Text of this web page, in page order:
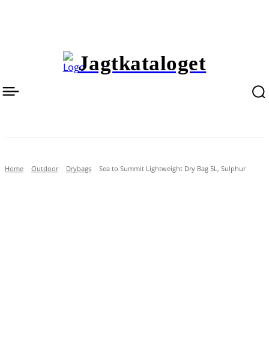
Jagtkataloget
Home Outdoor Drybags Sea to Summit Lightweight Dry Bag 5L, Sulphur